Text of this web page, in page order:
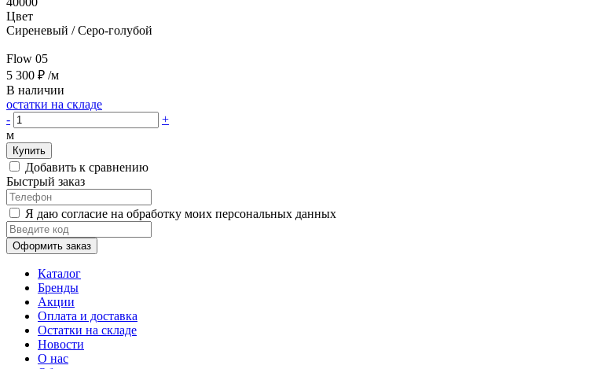
Цвет
Сиреневый / Серо-голубой
Flow 05
5 300 ₽ /м
В наличии
остатки на складе
-
+
м
Купить
Добавить к сравнению
Быстрый заказ
Я даю согласие на обработку моих персональных данных
Оформить заказ
Каталог
Бренды
Акции
Оплата и доставка
Остатки на складе
Новости
О нас